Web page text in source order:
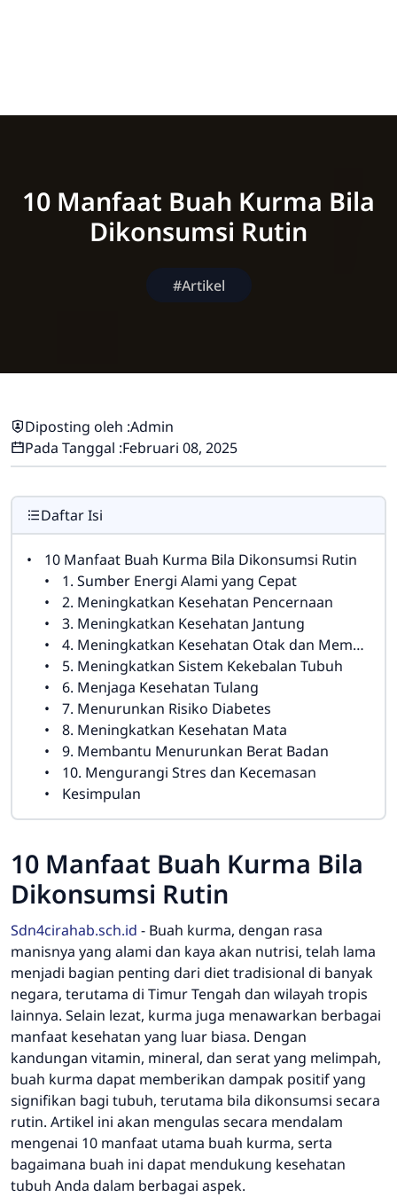
10 Manfaat Buah Kurma Bila
Dikonsumsi Rutin
#Artikel
Diposting oleh :Admin
Pada Tanggal :Februari 08, 2025
Daftar Isi
10 Manfaat Buah Kurma Bila Dikonsumsi Rutin
1. Sumber Energi Alami yang Cepat
2. Meningkatkan Kesehatan Pencernaan
3. Meningkatkan Kesehatan Jantung
4. Meningkatkan Kesehatan Otak dan Memori
5. Meningkatkan Sistem Kekebalan Tubuh
6. Menjaga Kesehatan Tulang
7. Menurunkan Risiko Diabetes
8. Meningkatkan Kesehatan Mata
9. Membantu Menurunkan Berat Badan
10. Mengurangi Stres dan Kecemasan
Kesimpulan
10 Manfaat Buah Kurma Bila
Dikonsumsi Rutin
Sdn4cirahab.sch.id - Buah kurma, dengan rasa
manisnya yang alami dan kaya akan nutrisi, telah lama
menjadi bagian penting dari diet tradisional di banyak
negara, terutama di Timur Tengah dan wilayah tropis
lainnya. Selain lezat, kurma juga menawarkan berbagai
manfaat kesehatan yang luar biasa. Dengan
kandungan vitamin, mineral, dan serat yang melimpah,
buah kurma dapat memberikan dampak positif yang
signifikan bagi tubuh, terutama bila dikonsumsi secara
rutin. Artikel ini akan mengulas secara mendalam
mengenai 10 manfaat utama buah kurma, serta
bagaimana buah ini dapat mendukung kesehatan
tubuh Anda dalam berbagai aspek.